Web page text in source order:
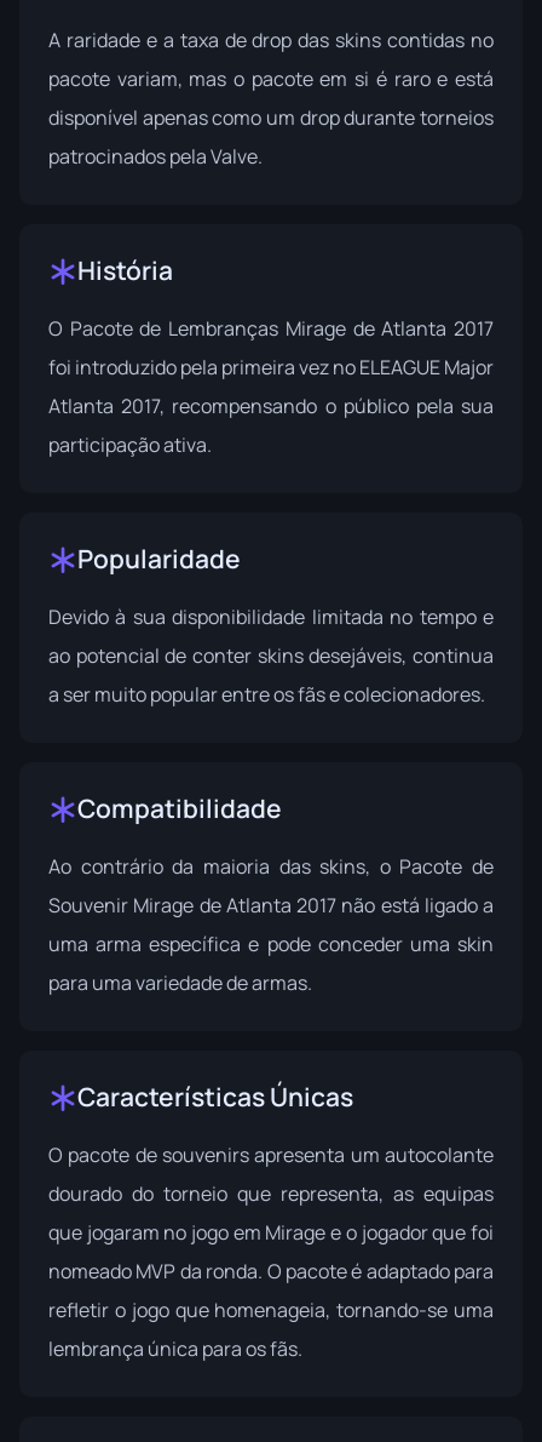
A raridade e a taxa de drop das skins contidas no
pacote variam, mas o pacote em si é raro e está
disponível apenas como um drop durante torneios
patrocinados pela Valve.
História
O Pacote de Lembranças Mirage de Atlanta 2017
foi introduzido pela primeira vez noELEAGUE Major
Atlanta 2017, recompensando o público pela sua
participação ativa.
Popularidade
Devido à sua disponibilidade limitada no tempo e
ao potencial de conter skins desejáveis, continua
a ser muito popular entre os fãs e colecionadores.
Compatibilidade
Ao contrário da maioria das skins, o Pacote de
Souvenir Mirage de Atlanta 2017 não está ligado a
uma arma específica e pode conceder uma skin
para uma variedade de armas.
Características Únicas
O pacote de souvenirs apresenta um autocolante
dourado do torneio que representa, as equipas
que jogaram no jogo em Mirage e o jogador que foi
nomeado MVP da ronda. O pacote é adaptado para
refletir o jogo que homenageia, tornando-se uma
lembrança única para os fãs.